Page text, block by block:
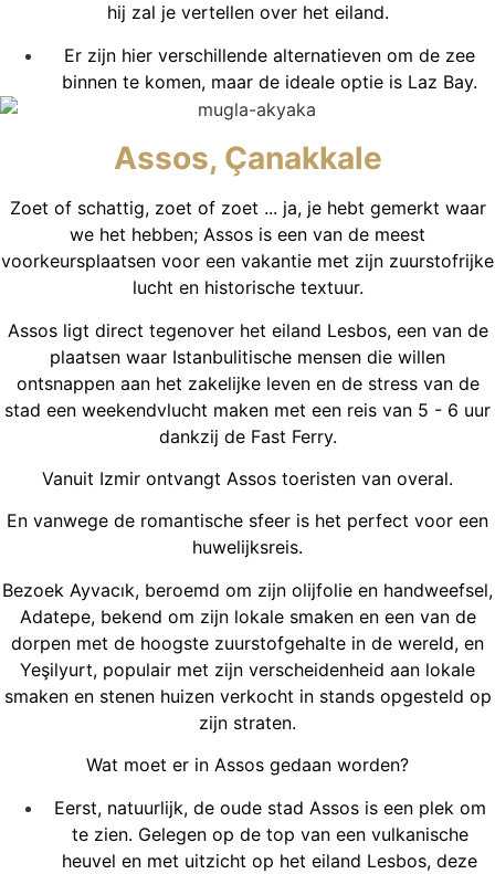
hij zal je vertellen over het eiland.
Er zijn hier verschillende alternatieven om de zee
binnen te komen, maar de ideale optie is Laz Bay.
Assos, Çanakkale
Zoet of schattig, zoet of zoet ... ja, je hebt gemerkt waar
we het hebben; Assos is een van de meest
voorkeursplaatsen voor een vakantie met zijn zuurstofrijke
lucht en historische textuur.
Assos ligt direct tegenover het eiland Lesbos, een van de
plaatsen waar Istanbulitische mensen die willen
ontsnappen aan het zakelijke leven en de stress van de
stad een weekendvlucht maken met een reis van 5 - 6 uur
dankzij de Fast Ferry.
Vanuit Izmir ontvangt Assos toeristen van overal.
En vanwege de romantische sfeer is het perfect voor een
huwelijksreis.
Bezoek Ayvacık, beroemd om zijn olijfolie en handweefsel,
Adatepe, bekend om zijn lokale smaken en een van de
dorpen met de hoogste zuurstofgehalte in de wereld, en
Yeşilyurt, populair met zijn verscheidenheid aan lokale
smaken en stenen huizen verkocht in stands opgesteld op
zijn straten.
Wat moet er in Assos gedaan worden?
Eerst, natuurlijk, de oude stad Assos is een plek om
te zien. Gelegen op de top van een vulkanische
heuvel en met uitzicht op het eiland Lesbos, deze